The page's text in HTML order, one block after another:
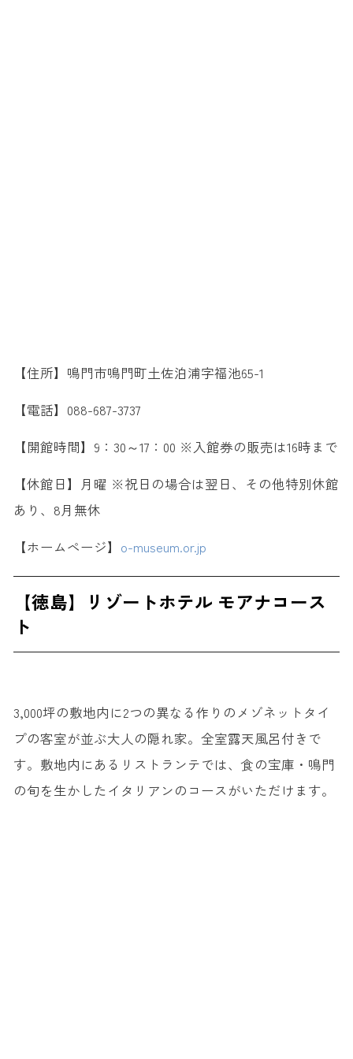
【住所】鳴門市鳴門町土佐泊浦字福池65-1
【電話】088-687-3737
【開館時間】9：30～17：00 ※入館券の販売は16時まで
【休館日】月曜 ※祝日の場合は翌日、その他特別休館
あり、8月無休
【ホームページ】 o-museum.or.jp
【徳島】リゾートホテル モアナコース
ト
3,000坪の敷地内に2つの異なる作りのメゾネットタイ
プの客室が並ぶ大人の隠れ家。全室露天風呂付きで
す。敷地内にあるリストランテでは、食の宝庫・鳴門
の旬を生かしたイタリアンのコースがいただけます。